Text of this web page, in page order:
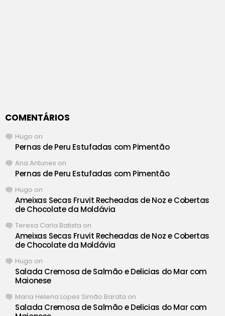
COMENTÁRIOS
Hugo on
Pernas de Peru Estufadas com Pimentão
Ana Antunes on
Pernas de Peru Estufadas com Pimentão
Hugo on
Ameixas Secas Fruvit Recheadas de Noz e Cobertas
de Chocolate da Moldávia
Teresa Carla Batista on
Ameixas Secas Fruvit Recheadas de Noz e Cobertas
de Chocolate da Moldávia
Hugo on
Salada Cremosa de Salmão e Delicias do Mar com
Maionese
Maria Helena Lopes Simão Barata on
Salada Cremosa de Salmão e Delicias do Mar com